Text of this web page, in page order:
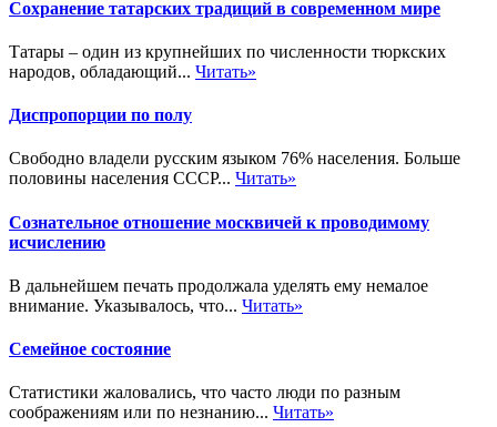
Сохранение татарских традиций в современном мире
Татары – один из крупнейших по численности тюркских
народов, обладающий... Читать»
Диспропорции по полу
Свободно владели русским языком 76% населения. Больше
половины населения СССР... Читать»
Сознательное отношение москвичей к проводимому
исчислению
В дальнейшем печать продолжала уделять ему немалое
внимание. Указывалось, что... Читать»
Семейное состояние
Статистики жаловались, что часто люди по разным
соображениям или по незнанию... Читать»